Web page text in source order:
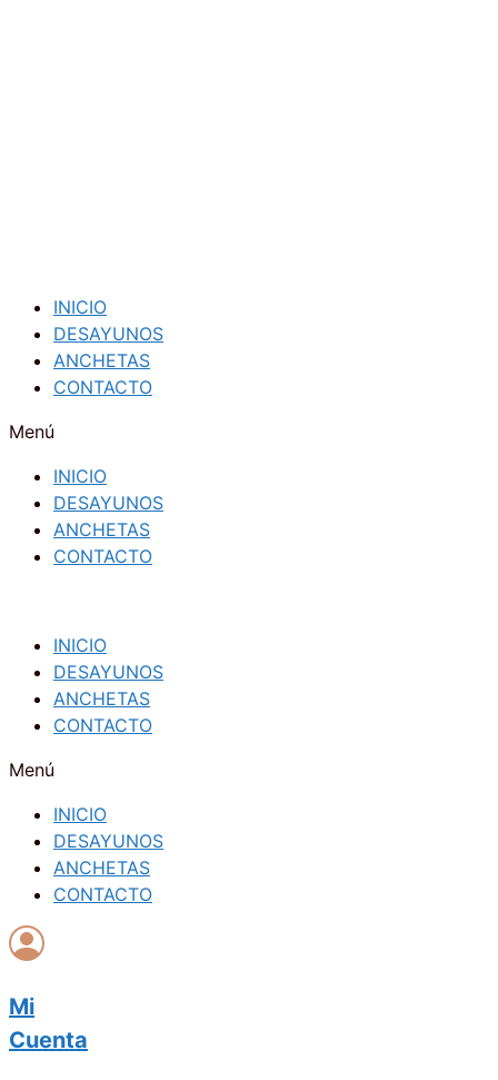
INICIO
DESAYUNOS
ANCHETAS
CONTACTO
Menú
INICIO
DESAYUNOS
ANCHETAS
CONTACTO
INICIO
DESAYUNOS
ANCHETAS
CONTACTO
Menú
INICIO
DESAYUNOS
ANCHETAS
CONTACTO
Mi
Cuenta